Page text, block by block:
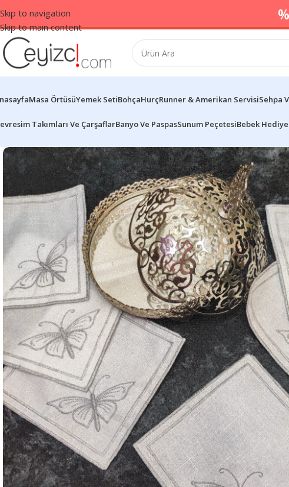
Skip to navigation
Skip to main content
Masa ÖrtüsüYemek SetiBohçaHurçRunner & Amerikan ServisiSehpa
Takımları Ve ÇarşaflarBanyo Ve PaspasSunum PeçetesiBebek